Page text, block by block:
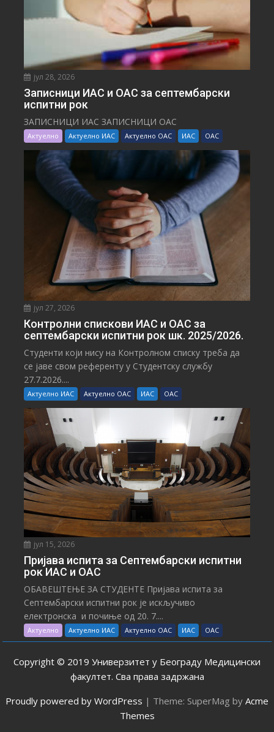
јул 28, 2026
Записници ИАС и ОАС за септембарски
испитни рок
ЗАПИСНИЦИ ИАС ЗАПИСНИЦИ ОАС
Актуелно Актуелно ИАС Актуелно ОАС ИАС ОАС
јул 27, 2026
Контролни спискови ИАС и ОАС за
септембарски испитни рок шк. 2025/2026.
Студенти који нису на Контролном списку треба да
се јаве свом референту у Студентску службу
27.7.2026....
Актуелно ИАС Актуелно ОАС ИАС ОАС
јул 15, 2026
Пријава испита за Септембарски испитни
рок ИАС и ОАС
ОБАВЕШТЕЊЕ ЗА СТУДЕНТЕ Пријава испита за
Септембарски испитни рок је искључиво
електронска и почиње од 20. 7....
Актуелно Актуелно ИАС Актуелно ОАС ИАС ОАС
Copyright © 2019 Универзитет у Београду Медицински
факултет. Сва права задржана
Proudly powered by WordPress | Theme: SuperMag by Acme
Themes